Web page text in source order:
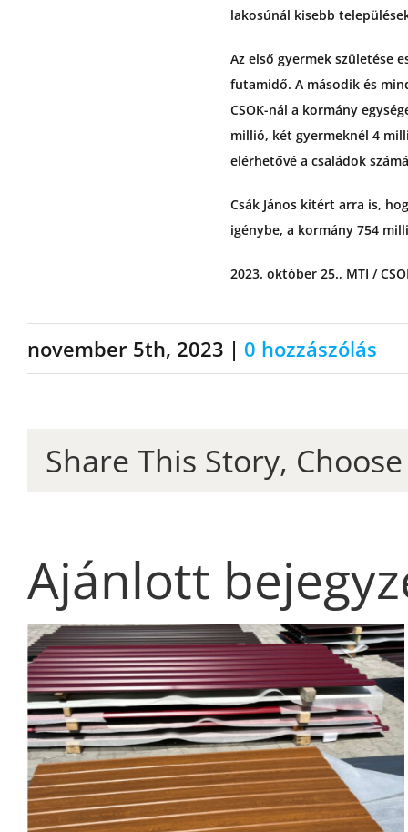
lakosúnál kisebb
Az első gyermek születése
futamidő. A második és
CSOK-nál a kormány
millió, két gyermeknél 4
elérhetővé a családok
Csák János kitért arra is,
igénybe, a kormány 754
2023. október 25., MTI /
november 5th, 2023 | 0 hozzászólás
Share This Story,
Ajánlott